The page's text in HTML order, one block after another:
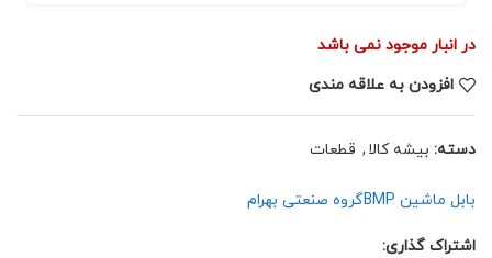
در انبار موجود نمی باشد
افزودن به علاقه مندی
دسته: بیشه کالا , قطعات
بابل ماشین BMP گروه صنعتی بهرام
اشتراک گذاری: